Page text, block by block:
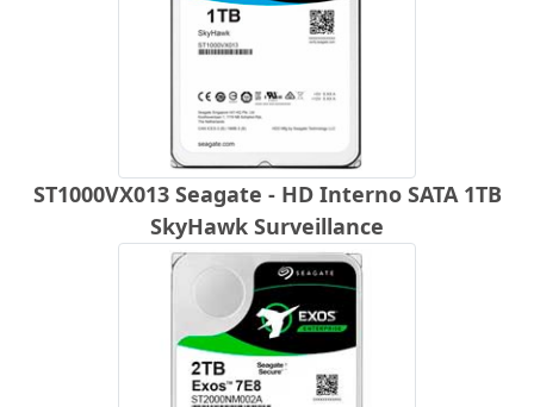
ST1000VX013 Seagate - HD Interno SATA 1TB
SkyHawk Surveillance